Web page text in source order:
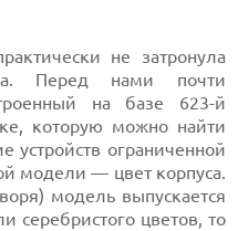
не затронула
Перед нами почти
на базе 623-й
которую можно найти
устройств ограниченной
модели — цвет корпуса.
модель выпускается
серебристого цветов, то